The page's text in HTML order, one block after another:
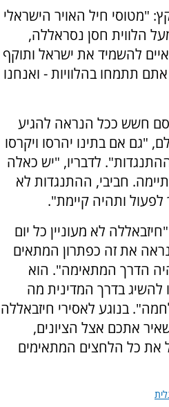
"מטוסי חיל האויר הישראלי
הלווית חסן נסראללה,
להשמיד את ישראל ותוקף
תתמחו בהלוויות - ואנחנו
חשש ככל הנראה להגיע
"גם אם בתינו יהרסו ויקרסו
לדבריו, "יש כאלה
חביבי, ההתנגדות לא
ותהיה קיימת".
לא מעוניין כל יום
את זה כפתרון המתאים
הדרך המתאימה". הוא
להשיג בדרך המדינית מה
בנוגע לאסירי חיזבאללה
אתכם אצל הציונים,
את כל הלחצים המתאימים